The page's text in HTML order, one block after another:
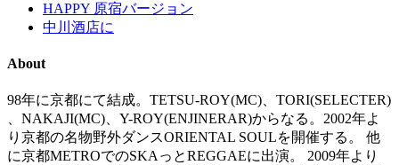
HAPPY 原宿バージョン
中川酒店に
About
98年に京都にて結成。TETSU-ROY(MC)、TORI(SELECTER)
、NAKAJI(MC)、Y-ROY(ENJINERAR)からなる。2002年よ
り京都の名物野外ダンスORIENTAL SOULを開催する。 他
に京都METROでのSKAっとREGGAEに出演。 2009年より